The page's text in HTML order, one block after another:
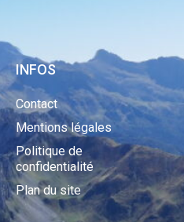
INFOS
Contact
Mentions légales
Politique de
confidentialité
Plan du site